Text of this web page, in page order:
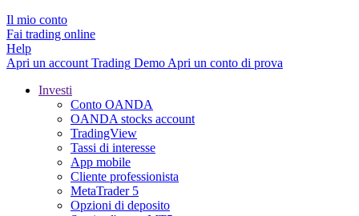
Il mio conto
Fai trading online
Help
Apri un account Trading Demo Apri un conto di prova
Investi
Conto OANDA
OANDA stocks account
TradingView
Tassi di interesse
App mobile
Cliente professionista
MetaTrader 5
Opzioni di deposito